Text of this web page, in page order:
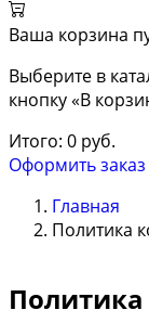
Ваша корзина
Выберите в
кнопку «В
Итого: 0 руб.
Оформить заказ
Главная
Политика